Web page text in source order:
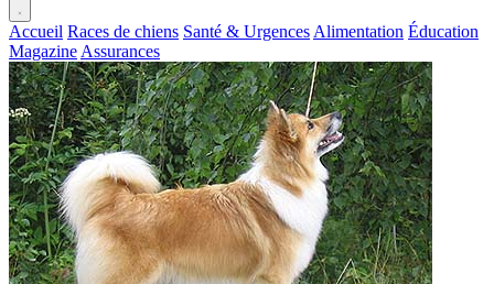
Accueil Races de chiens Santé & Urgences Alimentation Éducation
Magazine Assurances